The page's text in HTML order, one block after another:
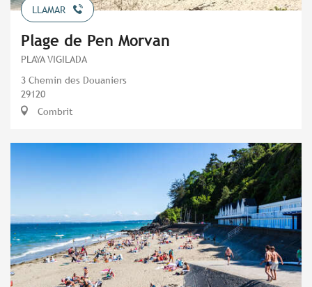
LLAMAR
Plage de Pen Morvan
PLAYA VIGILADA
3 Chemin des Douaniers
29120
Combrit